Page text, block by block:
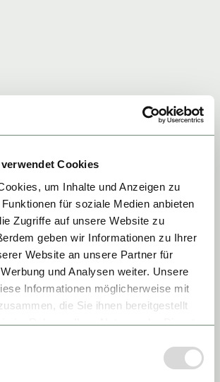
Cookies
um Inhalte und Anzeigen zu
für soziale Medien anbieten
Zugriffe auf unsere Website zu
geben wir Informationen zu Ihrer
Website an unsere Partner für
und Analysen weiter. Unsere
Informationen möglicherweise mit
die Sie ihnen bereitgestellt
im Rahmen Ihrer Nutzung der Dienste